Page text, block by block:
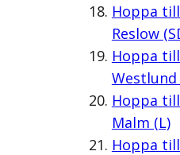
Hoppa till
Reslow
Hoppa till
Westlund
Hoppa till
Malm (L)
Hoppa till